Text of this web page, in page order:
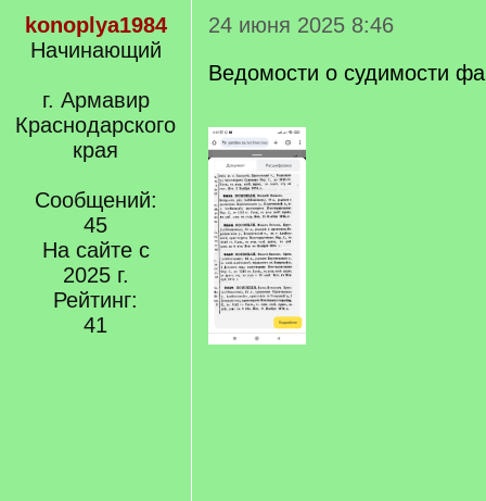
konoplya1984
Начинающий
г. Армавир
Краснодарского
края
Сообщений:
45
На сайте с
2025 г.
Рейтинг:
41
24 июня 2025 8:46
Ведомости о судимости